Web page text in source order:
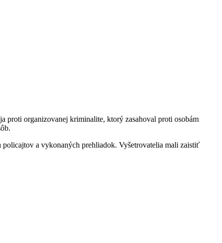
proti organizovanej kriminalite, ktorý zasahoval proti osobám
policajtov a vykonaných prehliadok. Vyšetrovatelia mali zaistiť